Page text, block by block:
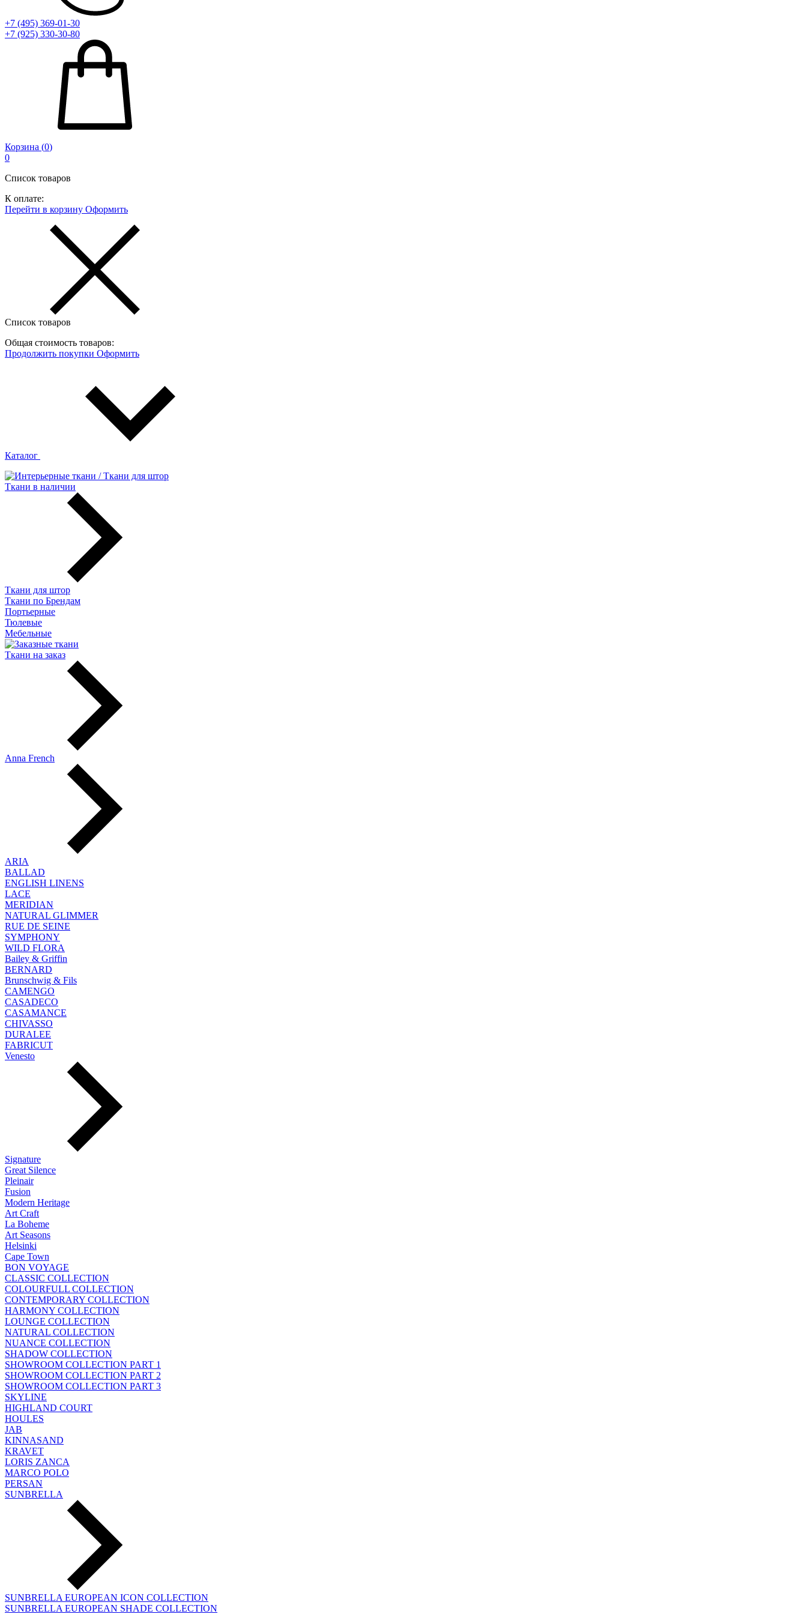
+7 (495) 369-01-30
+7 (925) 330-30-80
Корзина (0)
0
Список товаров
К оплате:
Перейти в корзину Оформить
Список товаров
Общая стоимость товаров:
Продолжить покупки Оформить
Каталог
Ткани в наличии
Ткани для штор
Ткани по Брендам
Портьерные
Тюлевые
Мебельные
Ткани на заказ
Anna French
ARIA
BALLAD
ENGLISH LINENS
LACE
MERIDIAN
NATURAL GLIMMER
RUE DE SEINE
SYMPHONY
WILD FLORA
Bailey & Griffin
BERNARD
Brunschwig & Fils
CAMENGO
CASADECO
CASAMANCE
CHIVASSO
DURALEE
FABRICUT
Venesto
Signature
Great Silence
Pleinair
Fusion
Modern Heritage
Art Craft
La Boheme
Art Seasons
Helsinki
Cape Town
BON VOYAGE
CLASSIC COLLECTION
COLOURFULL COLLECTION
CONTEMPORARY COLLECTION
HARMONY COLLECTION
LOUNGE COLLECTION
NATURAL COLLECTION
NUANCE COLLECTION
SHADOW COLLECTION
SHOWROOM COLLECTION PART 1
SHOWROOM COLLECTION PART 2
SHOWROOM COLLECTION PART 3
SKYLINE
HIGHLAND COURT
HOULES
JAB
KINNASAND
KRAVET
LORIS ZANCA
MARCO POLO
PERSAN
SUNBRELLA
SUNBRELLA EUROPEAN ICON COLLECTION
SUNBRELLA EUROPEAN SHADE COLLECTION